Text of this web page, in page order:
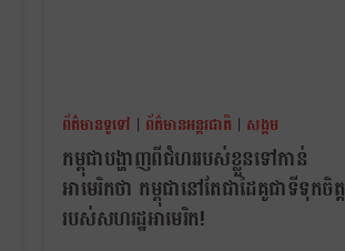
ព័ត៌មានទូទៅ | ព័ត៌មានអន្តរជាតិ | សង្គម
កម្ពុជាបង្ហាញពីជំហររបស់ខ្លួនទៅកាន់
អាមេរិកថា កម្ពុជានៅតែជាដៃគូជាទីទុកចិត្ត
របស់សហរដ្ឋអាមេរិក!